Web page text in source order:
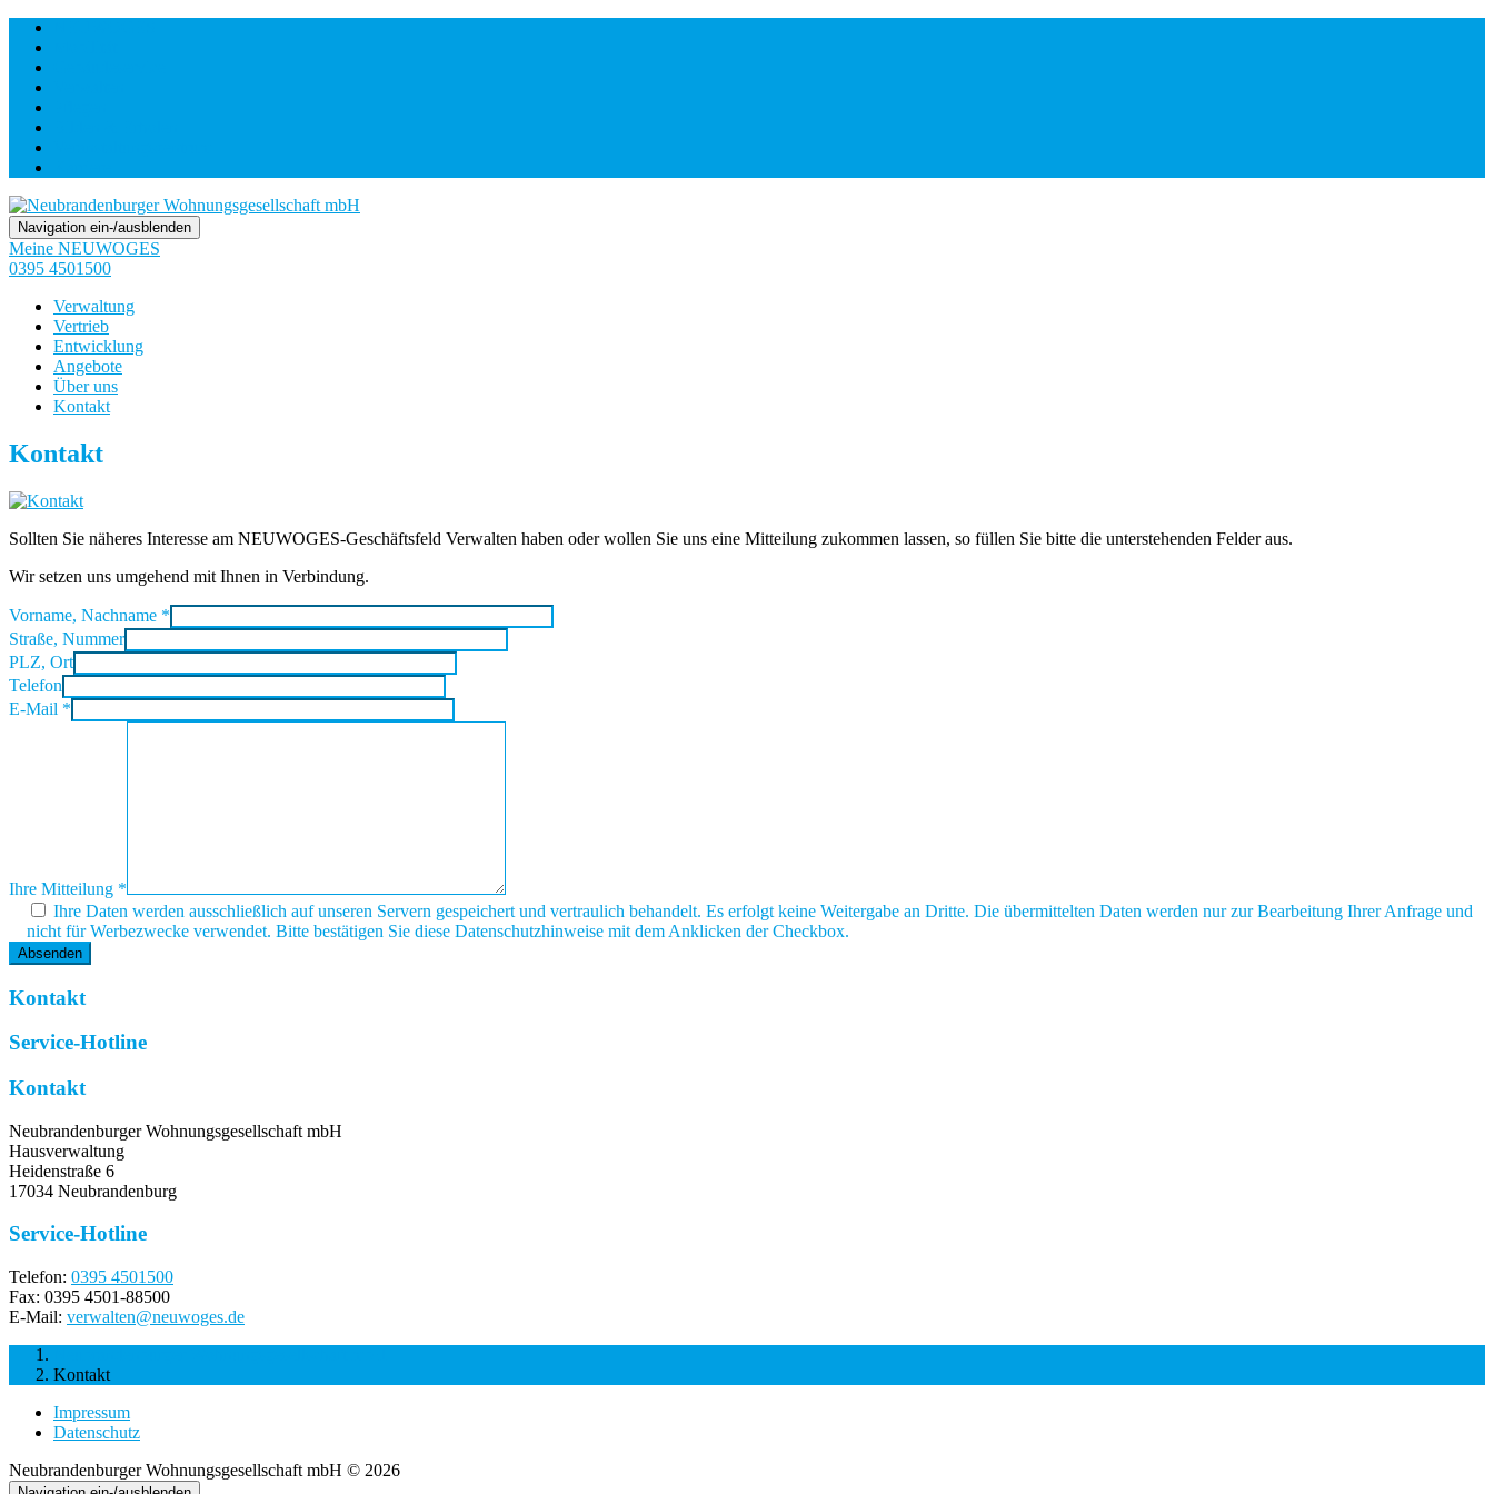
Navigation ein-/ausblenden
Meine NEUWOGES
0395 4501500
Verwaltung
Vertrieb
Entwicklung
Angebote
Über uns
Kontakt
Kontakt
Sollten Sie näheres Interesse am NEUWOGES-Geschäftsfeld Verwalten haben oder wollen Sie uns eine Mitteilung zukommen lassen, so füllen Sie bitte die unterstehenden Felder aus.
Wir setzen uns umgehend mit Ihnen in Verbindung.
Vorname, Nachname *
Straße, Nummer
PLZ, Ort
Telefon
E-Mail *
Ihre Mitteilung *
Ihre Daten werden ausschließlich auf unseren Servern gespeichert und vertraulich behandelt. Es erfolgt keine Weitergabe an Dritte. Die übermittelten Daten werden nur zur Bearbeitung Ihrer Anfrage und
nicht für Werbezwecke verwendet. Bitte bestätigen Sie diese Datenschutzhinweise mit dem Anklicken der Checkbox.
Kontakt
Service-Hotline
Kontakt
Neubrandenburger Wohnungsgesellschaft mbH
Hausverwaltung
Heidenstraße 6
17034 Neubrandenburg
Service-Hotline
Telefon: 0395 4501500
Fax: 0395 4501-88500
E-Mail: verwalten@neuwoges.de
Kontakt
Impressum
Datenschutz
Neubrandenburger Wohnungsgesellschaft mbH © 2026